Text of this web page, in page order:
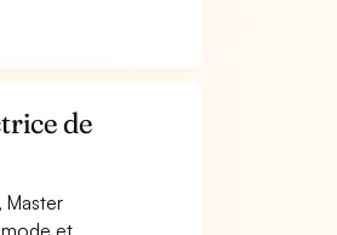
de
Master
et